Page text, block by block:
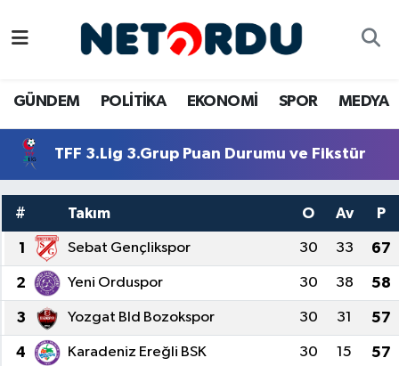
GÜNDEM POLİTİKA EKONOMİ SPOR MEDYA
TFF 3.Lig 3.Grup Puan Durumu ve Fikstür
# Takım O Av P
1 Sebat Gençlikspor 30 33 67
2 Yeni Orduspor 30 38 58
3 Yozgat Bld Bozokspor 30 31 57
4 Karadeniz Ereğli BSK 30 15 57
DÜNYA
EKONOMİ
EMLAK
GÜNDEM
Namaz Vakitleri
Süper Lig Puan Durumu ve Fikstür
Tüm Manşetler
Son Dakika Haberleri